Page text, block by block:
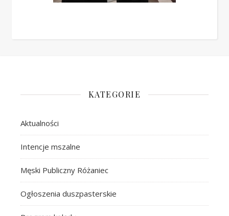
KATEGORIE
Aktualności
Intencje mszalne
Męski Publiczny Różaniec
Ogłoszenia duszpasterskie